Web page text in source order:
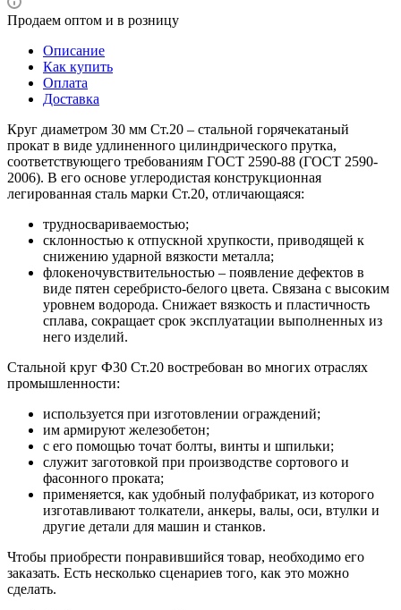
Продаем оптом и в розницу
Описание
Как купить
Оплата
Доставка
Круг диаметром 30 мм Ст.20 – стальной горячекатаный
прокат в виде удлиненного цилиндрического прутка,
соответствующего требованиям ГОСТ 2590-88 (ГОСТ 2590-
2006). В его основе углеродистая конструкционная
легированная сталь марки Ст.20, отличающаяся:
трудносвариваемостью;
склонностью к отпускной хрупкости, приводящей к
снижению ударной вязкости металла;
флокеночувствительностью – появление дефектов в
виде пятен серебристо-белого цвета. Связана с высоким
уровнем водорода. Снижает вязкость и пластичность
сплава, сокращает срок эксплуатации выполненных из
него изделий.
Стальной круг Ф30 Ст.20 востребован во многих отраслях
промышленности:
используется при изготовлении ограждений;
им армируют железобетон;
с его помощью точат болты, винты и шпильки;
служит заготовкой при производстве сортового и
фасонного проката;
применяется, как удобный полуфабрикат, из которого
изготавливают толкатели, анкеры, валы, оси, втулки и
другие детали для машин и станков.
Чтобы приобрести понравившийся товар, необходимо его
заказать. Есть несколько сценариев того, как это можно
сделать.